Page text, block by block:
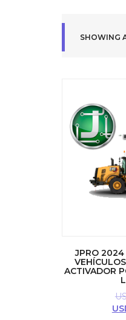
SHOWING
JPRO 2024
ACTIVADOR
El